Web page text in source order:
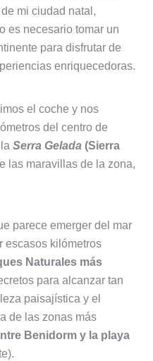
mi ciudad natal,
es necesario tomar un
para disfrutar de
enriquecedoras.
el coche y nos
del centro de
Serra Gelada (Sierra
las maravillas de la zona,
parece emerger del mar
escasos kilómetros
Naturales más
para alcanzar tan
paisajística y el
de las zonas más
Benidorm y la playa